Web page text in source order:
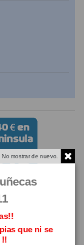
No mostrar de nuevo.
que ni se
!!